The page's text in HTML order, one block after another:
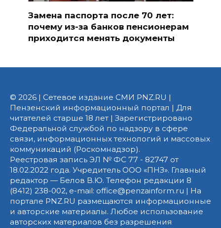
Замена паспорта после 70 лет:
почему из-за банков пенсионерам
приходится менять документы
© 2026 | Сетевое издание СМИ PNZ.RU |
Пензенский информационный портал | Для
читателей старше 18 лет | Зарегистрировано
Федеральной службой по надзору в сфере
связи, информационных технологий и массовых
коммуникаций (Роскомнадзор).
Реестровая запись ЭЛ № ФС 77 - 82747 от
18.02.2022 года. Учредитель ООО «ПНЗ». Главный
редактор — Белов В.Ю. Телефон редакции 8
(8412) 238-002, e-mail: office@penzainform.ru | На
портале PNZ.RU размещаются информационные
и авторские материалы. Любое использование
авторских материалов без разрешения